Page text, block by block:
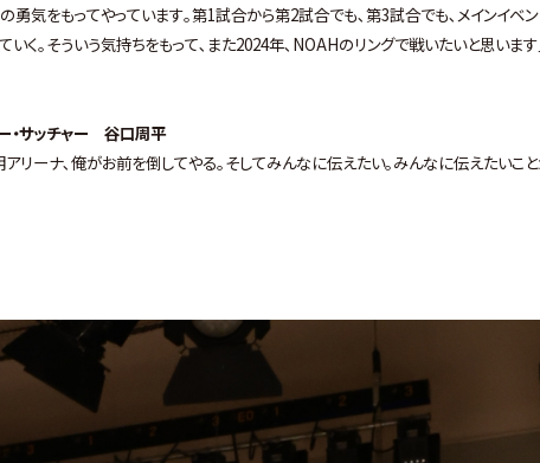
気をもってやっています｡第1試合から第2試合でも､第3試合でも､メインイベン
く｡そういう気持ちをもって､また2024年､NOAHのリングで戦いたいと思いま
サッチャー 谷口周平
リーナ､俺がお前を倒してやる｡そしてみんなに伝えたい｡みんなに伝えたいこ